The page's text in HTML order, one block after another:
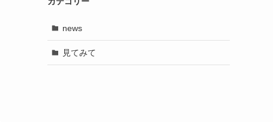
news
見てみて